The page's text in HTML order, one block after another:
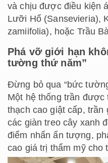
và chịu được điều kiện
Lưỡi Hổ (Sansevieria),
zamiifolia), hoặc Trầu
Phá vỡ giới hạn
tường thứ năm”
Đừng bỏ qua “bức
Một hệ thống trần được
thạch cao giật cấp, trần
các giàn treo cây xanh
điểm nhấn ấn tượng,
cao giá trị thẩm mỹ cho